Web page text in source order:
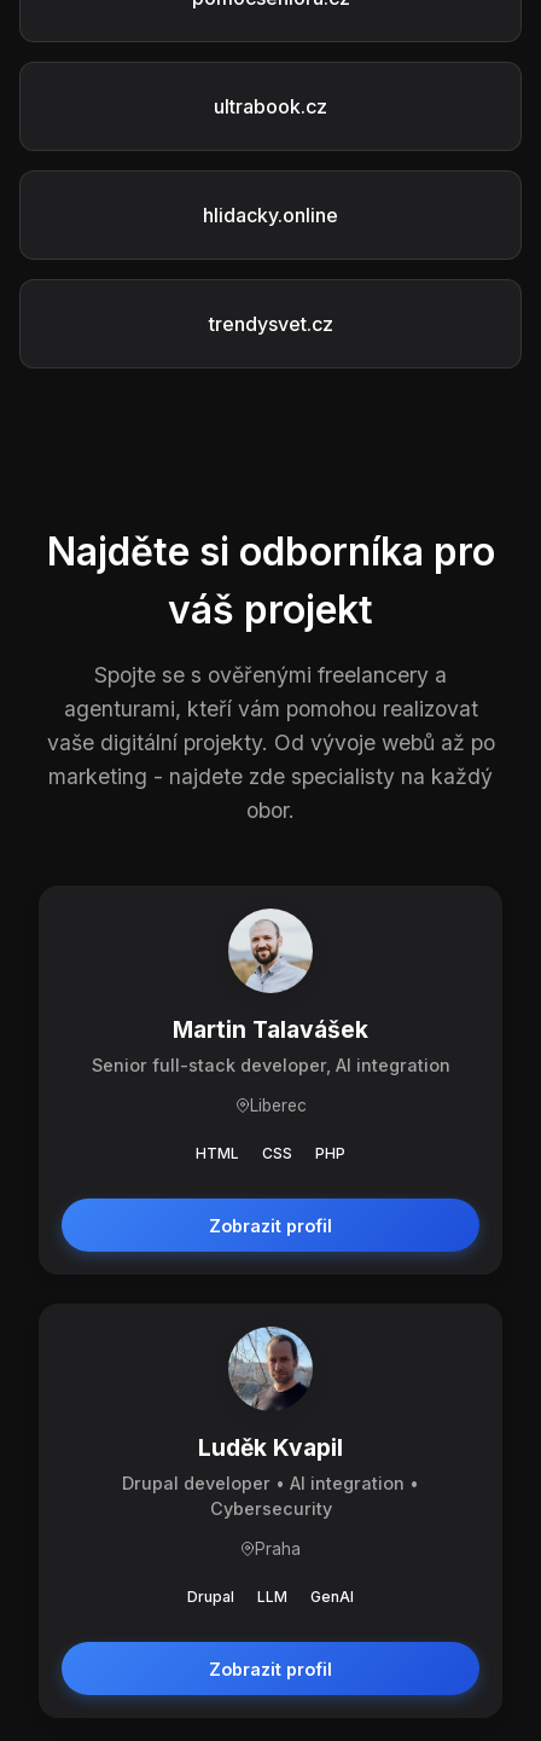
ultrabook.cz
hlidacky.online
trendysvet.cz
Najděte si odborníka pro
váš projekt
Spojte se s ověřenými freelancery a
agenturami, kteří vám pomohou realizovat
vaše digitální projekty. Od vývoje webů až po
marketing - najdete zde specialisty na každý
obor.
Martin Talavášek
Senior full-stack developer, AI integration
Liberec
HTML CSS PHP
Zobrazit profil
Luděk Kvapil
Drupal developer • AI integration •
Cybersecurity
Praha
Drupal LLM GenAI
Zobrazit profil